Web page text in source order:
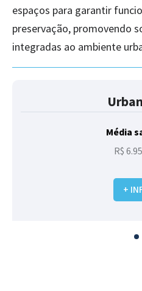
espaços para garantir
preservação, promovendo
integradas ao ambiente
Média
R$
+